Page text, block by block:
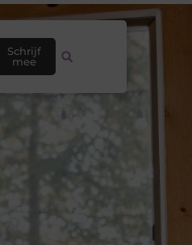
Schrijf
mee